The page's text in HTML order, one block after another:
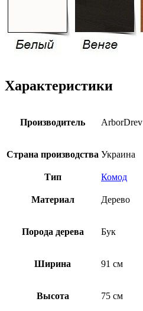
Характеристики
Производитель ArborDrev
Страна производства Украина
Тип Комод
Материал Дерево
Порода дерева Бук
Ширина 91 см
Высота 75 см